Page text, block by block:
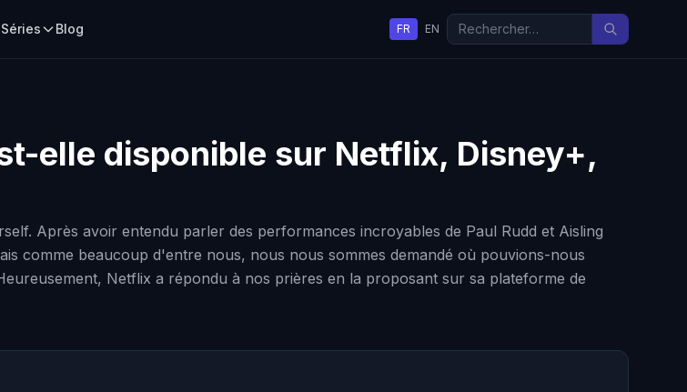
Séries Blog FR EN
elle disponible sur Netflix, Disney+,
Après avoir entendu parler des performances incroyables de Paul Rudd et Aisling
comme beaucoup d'entre nous, nous nous sommes demandé où pouvions-nous
Netflix a répondu à nos prières en la proposant sur sa plateforme de